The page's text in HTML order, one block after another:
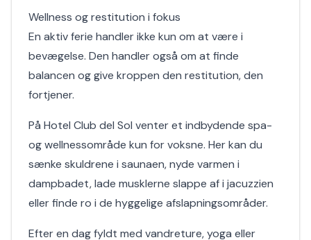
Wellness og restitution i fokus
En aktiv ferie handler ikke kun om at være i
bevægelse. Den handler også om at finde
balancen og give kroppen den restitution, den
fortjener.
På Hotel Club del Sol venter et indbydende spa-
og wellnessområde kun for voksne. Her kan du
sænke skuldrene i saunaen, nyde varmen i
dampbadet, lade musklerne slappe af i jacuzzien
eller finde ro i de hyggelige afslapningsområder.
Efter en dag fyldt med vandreture, yoga eller